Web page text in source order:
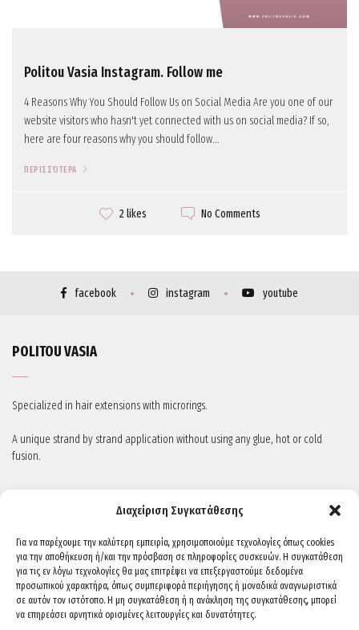
Διαχείριση Συγκατάθεσης
Για να παρέχουμε την καλύτερη εμπειρία, χρησιμοποιούμε τεχνολογίες όπως cookies
για την αποθήκευση ή/και την πρόσβαση σε πληροφορίες συσκευών. Η συγκατάθεση
για τις εν λόγω τεχνολογίες θα μας επιτρέψει να επεξεργαστούμε δεδομένα
προσωπικού χαρακτήρα, όπως συμπεριφορά περιήγησης ή μοναδικά αναγνωριστικά
σε αυτόν τον ιστότοπο. Η μη συγκατάθεση ή η ανάκληση της συγκατάθεσης, μπορεί
να επηρεάσει αρνητικά ορισμένες λειτουργίες και δυνατότητες.
Politou Vasia Instagram. Follow me
4 Reasons Why You Should Follow Us on Social Media Are you one of our
website visitors who hasn't yet connected with us on social media? If so,
here are four reasons why you should follow...
ΠΕΡΙΣΣΌΤΕΡΑ
2 likes No Comments
facebook instagram youtube
POLITOU VASIA
Specialized in hair extensions with microrings.
A unique strand by strand application without using any glue, hot or cold
fusion.